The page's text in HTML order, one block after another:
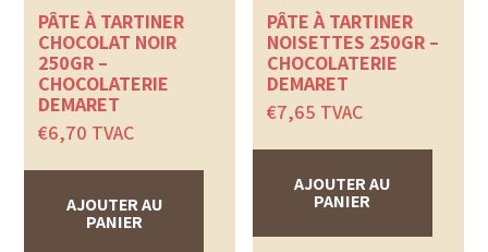
PÂTE À TARTINER
CHOCOLAT NOIR
250GR –
CHOCOLATERIE
DEMARET
€6,70 TVAC
AJOUTER AU
PANIER
PÂTE À TARTINER
NOISETTES 250GR –
CHOCOLATERIE
DEMARET
€7,65 TVAC
AJOUTER AU
PANIER